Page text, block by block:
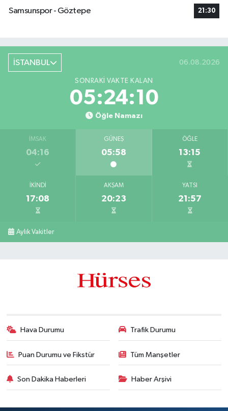
Samsunspor - Göztepe
21:30
İSTANBUL 06.08.2026
SONRAKI VAKTE KALAN
05:24:10
Öğle Namazı
İMSAK
04:16
GÜNEŞ
05:58
ÖĞLE
13:15
İKINDI
17:08
AKŞAM
20:23
YATSI
21:57
Aylık Vakitler
Hava Durumu Trafik Durumu
Puan Durumu ve Fikstür Tüm Manşetler
Son Dakika Haberleri Haber Arşivi